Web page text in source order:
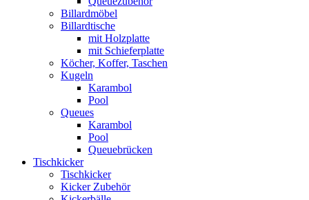
Billardmöbel
Billardtische
mit Holzplatte
mit Schieferplatte
Köcher, Koffer, Taschen
Kugeln
Karambol
Pool
Queues
Karambol
Pool
Queuebrücken
Tischkicker
Tischkicker
Kicker Zubehör